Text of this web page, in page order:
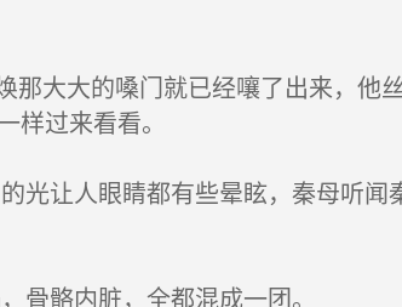
大大的嗓门就已经嚷了出来，他
过来看看。
光让人眼睛都有些晕眩，秦母听闻
骼内脏，全都混成一团。